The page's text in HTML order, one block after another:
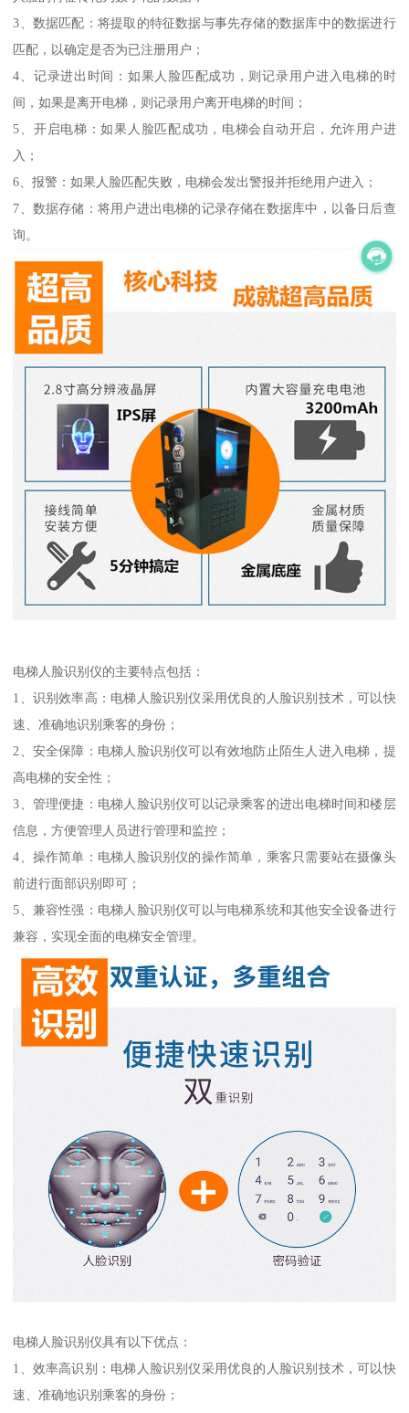
3、数据匹配：将提取的特征数据与事先存储的数据库中的数据进行
匹配，以确定是否为已注册用户；
4、记录进出时间：如果人脸匹配成功，则记录用户进入电梯的时
间，如果是离开电梯，则记录用户离开电梯的时间；
5、开启电梯：如果人脸匹配成功，电梯会自动开启，允许用户进
入；
6、报警：如果人脸匹配失败，电梯会发出警报并拒绝用户进入；
7、数据存储：将用户进出电梯的记录存储在数据库中，以备日后查
询。
电梯人脸识别仪的主要特点包括：
1、识别效率高：电梯人脸识别仪采用优良的人脸识别技术，可以快
速、准确地识别乘客的身份；
2、安全保障：电梯人脸识别仪可以有效地防止陌生人进入电梯，提
高电梯的安全性；
3、管理便捷：电梯人脸识别仪可以记录乘客的进出电梯时间和楼层
信息，方便管理人员进行管理和监控；
4、操作简单：电梯人脸识别仪的操作简单，乘客只需要站在摄像头
前进行面部识别即可；
5、兼容性强：电梯人脸识别仪可以与电梯系统和其他安全设备进行
兼容，实现全面的电梯安全管理。
电梯人脸识别仪具有以下优点：
1、效率高识别：电梯人脸识别仪采用优良的人脸识别技术，可以快
速、准确地识别乘客的身份；